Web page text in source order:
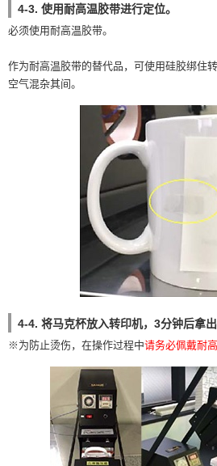
4-3. 使用耐高温胶带进行定位。
必须使用耐高温胶带。
作为耐高温胶带的替代品，可使用硅胶绑住
空气混杂其间。
4-4. 将马克杯放入转印机，3分钟后拿出
※为防止烫伤，在操作过程中请务必佩戴耐